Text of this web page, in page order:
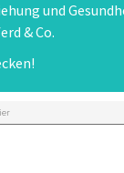
und
& Co.